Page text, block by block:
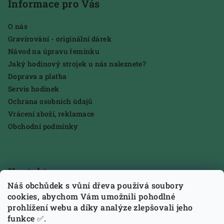
Náš obchůdek s vůní dřeva používá soubory
cookies, abychom Vám umožnili pohodlné
prohlížení webu a díky analýze zlepšovali jeho
funkce ✅.
Informace pro Vás
O nás
Gravírování - originální dárek
Návod na úpravu řemínku
Jaký hodinový strojek u nás naleznete?
Doprava a platba
Servis hodinek
Ochrana osobních údajů
Vrácení zboží, reklamace
Obchodní podmínky
Kontakt
tiktakhodinkycz@email.cz
773796281